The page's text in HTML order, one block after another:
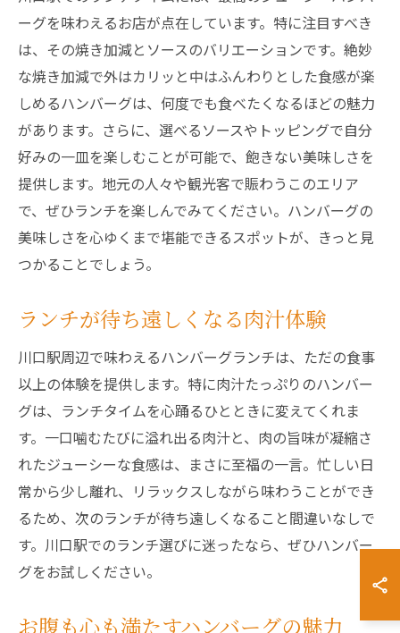
ーグを味わえるお店が点在しています。特に注目すべき
は、その焼き加減とソースのバリエーションです。絶妙
な焼き加減で外はカリッと中はふんわりとした食感が楽
しめるハンバーグは、何度でも食べたくなるほどの魅力
があります。さらに、選べるソースやトッピングで自分
好みの一皿を楽しむことが可能で、飽きない美味しさを
提供します。地元の人々や観光客で賑わうこのエリア
で、ぜひランチを楽しんでみてください。ハンバーグの
美味しさを心ゆくまで堪能できるスポットが、きっと見
つかることでしょう。
ランチが待ち遠しくなる肉汁体験
川口駅周辺で味わえるハンバーグランチは、ただの食事
以上の体験を提供します。特に肉汁たっぷりのハンバー
グは、ランチタイムを心踊るひとときに変えてくれま
す。一口噛むたびに溢れ出る肉汁と、肉の旨味が凝縮さ
れたジューシーな食感は、まさに至福の一言。忙しい日
常から少し離れ、リラックスしながら味わうことができ
るため、次のランチが待ち遠しくなること間違いなしで
す。川口駅でのランチ選びに迷ったなら、ぜひハンバー
グをお試しください。
お腹も心も満たすハンバーグの魅力